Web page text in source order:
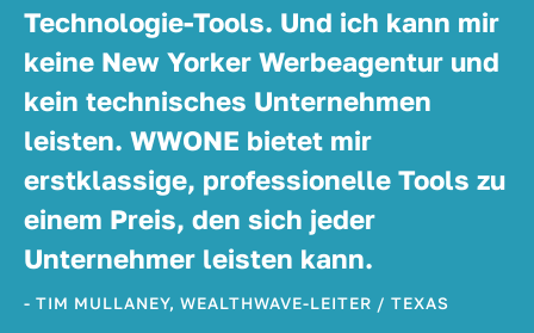
Technologie-Tools. Und ich kann mir
keine New Yorker Werbeagentur und
kein technisches Unternehmen
leisten. WWONE bietet mir
erstklassige, professionelle Tools zu
einem Preis, den sich jeder
Unternehmer leisten kann.
- TIM MULLANEY, WEALTHWAVE-LEITER / TEXAS